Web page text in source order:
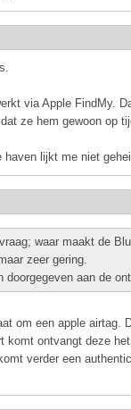
via Apple FindMy.
ze hem gewoon op
haven lijkt me niet
waar maakt de
zeer gering.
doorgegeven aan de
om een apple airtag.
komt ontvangt deze
verder een